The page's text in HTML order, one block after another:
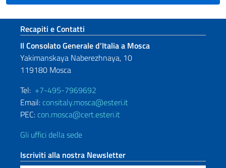
Sezione footer
Recapiti e Contatti
Il Consolato Generale d’Italia a Mosca
Yakimanskaya Naberezhnaya, 10
119180 Mosca
Tel: +7-495-7969692
Email: consitaly.mosca@esteri.it
PEC: con.mosca@cert.esteri.it
Gli uffici della sede
Iscriviti alla nostra Newsletter